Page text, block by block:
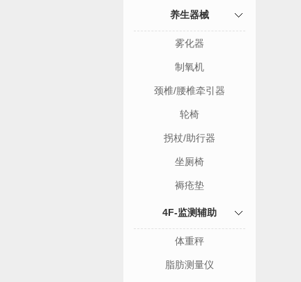
养生器械
雾化器
制氧机
颈椎/腰椎牵引器
轮椅
拐杖/助行器
坐厕椅
褥疮垫
4F-监测辅助
体重秤
脂肪测量仪